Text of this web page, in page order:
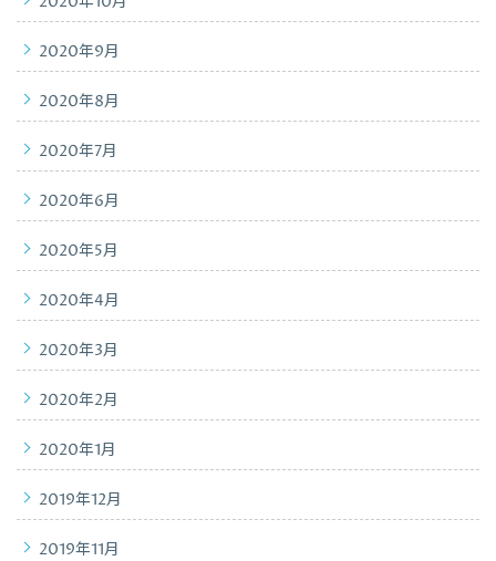
2020年9月
2020年8月
2020年7月
2020年6月
2020年5月
2020年4月
2020年3月
2020年2月
2020年1月
2019年12月
2019年11月